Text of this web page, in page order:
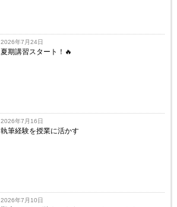
2026年7月24日
夏期講習スタート！🔥
2026年7月16日
執筆経験を授業に活かす
2026年7月10日